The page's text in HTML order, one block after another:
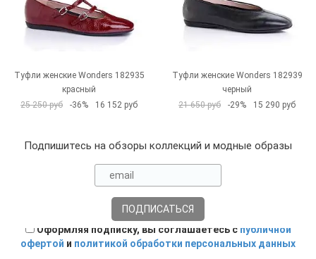
Туфли женские Wonders 182935
красный
25 250 руб
-36% 16 152 руб
Туфли женские Wonders 182939
черный
21 650 руб
-29% 15 290 руб
Подпишитесь на обзоры коллекций и модные образы
Оформляя подписку, вы соглашаетесь с публичной
офертой и политикой обработки персональных данных